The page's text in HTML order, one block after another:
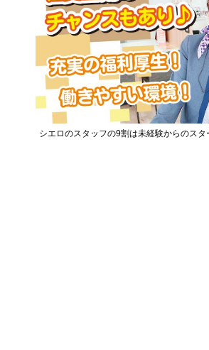
シエロのスタッフの9割は未経験からのスタ